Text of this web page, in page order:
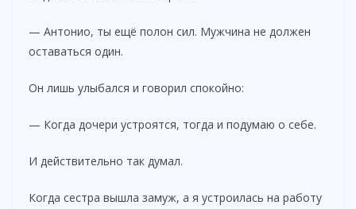
— Антонио, ты ещё полон сил. Мужчина не должен
оставаться один.
Он лишь улыбался и говорил спокойно:
— Когда дочери устроятся, тогда и подумаю о себе.
И действительно так думал.
Когда сестра вышла замуж, а я устроилась на работу